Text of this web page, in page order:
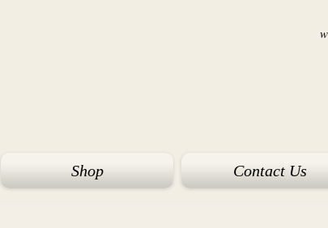
Shop Contact Us